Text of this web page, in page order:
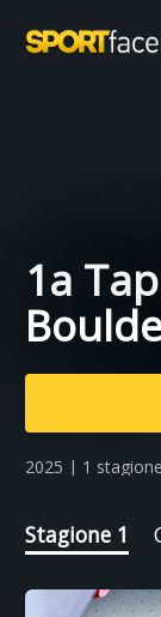
1a
2025 | 1
Stagione 1